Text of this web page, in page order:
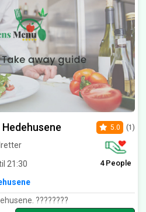
Hedehusene
21:30
5.0 (1)
4 People
????????